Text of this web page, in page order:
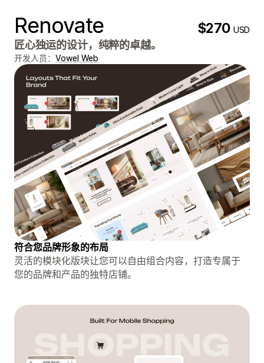
Renovate $270USD
匠心独运的设计，纯粹的卓越。
开发人员： Vowel Web
符合您品牌形象的布局
灵活的模块化版块让您可以自由组合内容，打造专属于
您的品牌和产品的独特店铺。